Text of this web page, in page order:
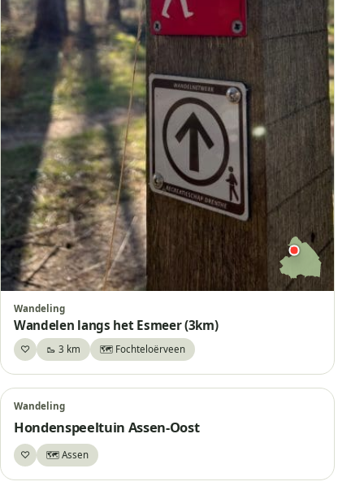
Wandeling
Wandelen langs het Esmeer (3km)
♡Bewaar🥾 3 km 🗺️ Fochteloërveen
Wandeling
Hondenspeeltuin Assen-Oost
♡Bewaar🗺️ Assen